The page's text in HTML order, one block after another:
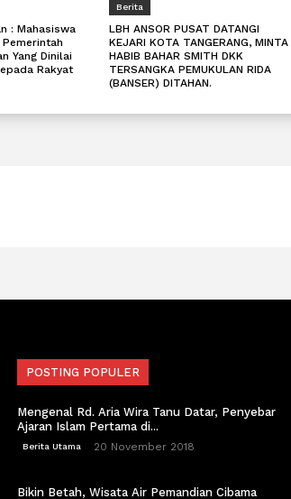
: Mahasiswa
Yang Dinilai
Rakyat
Berita
LBH ANSOR PUSAT DATANGI
KEJARI KOTA TANGERANG, MINTA
HABIB BAHAR SMITH DKK
TERSANGKA PEMUKULAN RIDA
(BANSER) DITAHAN.
POSTING POPULER
Mengenal Rd. Aria Wira Tanu Datar, Penyebar
Ajaran Islam Pertama di...
Berita Utama 20 November 2018
Bikin Betah, Wisata Air Pemandian Cibama